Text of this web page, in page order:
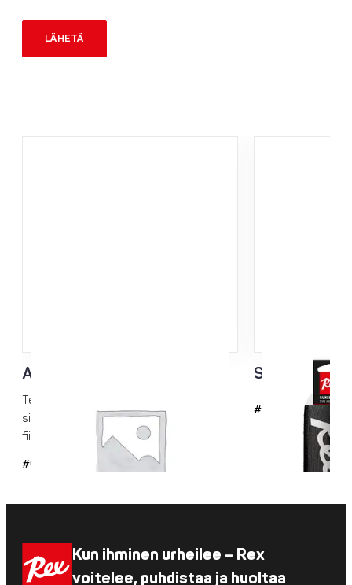
Akryylisikli 3mm
Terävät akryylisiklit kuumavoiteiden
siklaamiseen. Useita kuva-aiheita Rex-
fiiliksellä.
#6042
Suksipidike
#743-1
Kun ihminen urheilee – Rex
voitelee, puhdistaa ja huoltaa